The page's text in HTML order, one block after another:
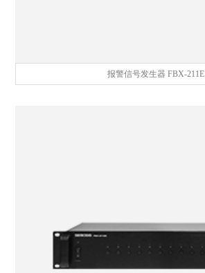
报警信号发生器 FBX-211E